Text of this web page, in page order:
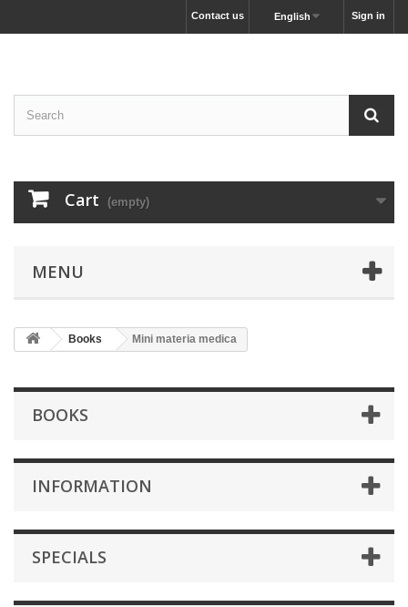
Sign in
English
Contact us
Cart (empty)
MENU
Books Mini materia medica
BOOKS
INFORMATION
SPECIALS